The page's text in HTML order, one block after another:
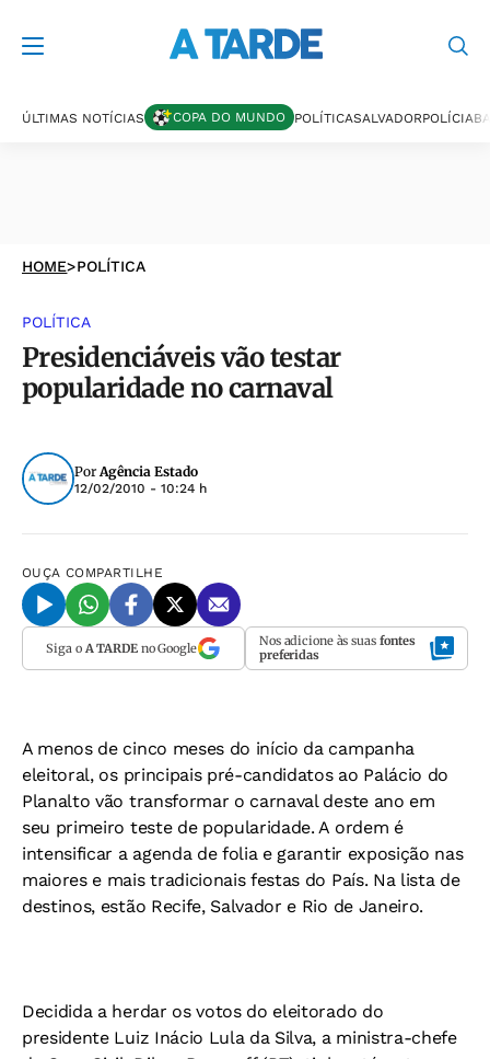
ÚLTIMAS NOTÍCIAS COPA DO MUNDO POLÍTICASALVADORPOLÍCIA
HOME>POLÍTICA
POLÍTICA
Presidenciáveis vão testar
popularidade no carnaval
PorAgência Estado
12/02/2010 - 10:24 h
OUÇA COMPARTILHE
Siga o A TARDEno Google Nos adicione às suas fontes
preferidas
A menos de cinco meses do início da campanha
eleitoral, os principais pré-candidatos ao Palácio do
Planalto vão transformar o carnaval deste ano em
seu primeiro teste de popularidade. A ordem é
intensificar a agenda de folia e garantir exposição nas
maiores e mais tradicionais festas do País. Na lista de
destinos, estão Recife, Salvador e Rio de Janeiro.
Decidida a herdar os votos do eleitorado do
presidente Luiz Inácio Lula da Silva, a ministra-chefe